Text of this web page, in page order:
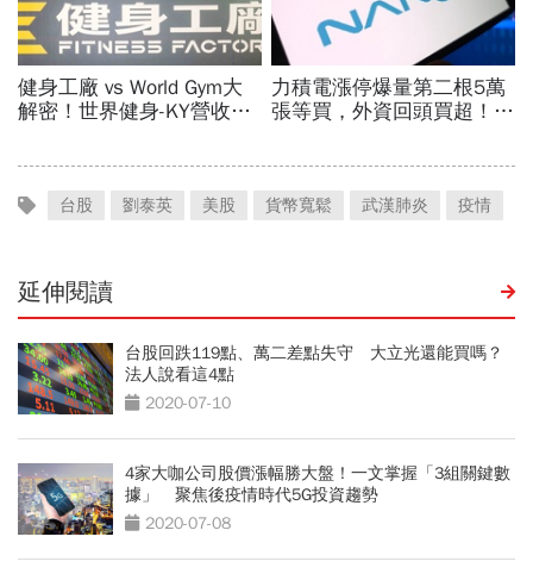
台股 劉泰英 美股 貨幣寬鬆 武漢肺炎 疫情
延伸閱讀
台股回跌119點、萬二差點失守 大立光還能買嗎？
法人說看這4點
2020-07-10
4家大咖公司股價漲幅勝大盤！一文掌握「3組關鍵數
據」 聚焦後疫情時代5G投資趨勢
2020-07-08